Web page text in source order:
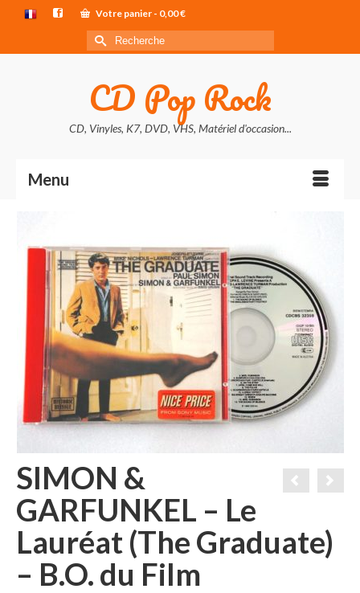
Votre panier - 0,00€
Rechercher :
CD Pop Rock
CD, Vinyles, K7, DVD, VHS, Matériel d'occasion...
Menu
SIMON &
GARFUNKEL – Le
Lauréat (The Graduate)
– B.O. du Film